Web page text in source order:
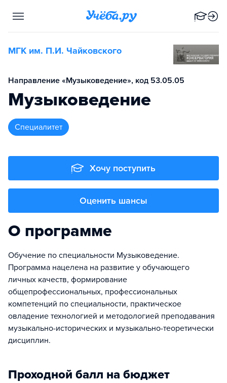
МГК им. П.И. Чайковского
Направление «Музыковедение», код 53.05.05
Музыковедение
специалитет
Хочу поступить
Оценить шансы
О программе
Обучение по специальности Музыковедение.
Программа нацелена на развитие у обучающего
личных качеств, формирование
общепрофессиональных, профессиональных
компетенций по специальности, практическое
овладение технологией и методологией преподавания
музыкально-исторических и музыкально-теоретически
дисциплин.
Проходной балл на бюджет